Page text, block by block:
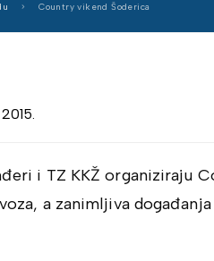
Country vikend Šoderica
i TZ KKŽ organiziraju
a zanimljiva